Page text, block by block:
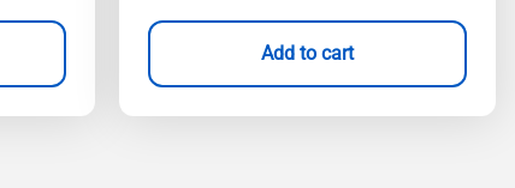
Add to cart